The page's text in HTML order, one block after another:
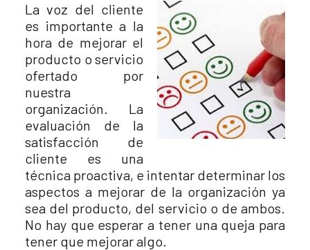
La voz del cliente
es importante a la
hora de mejorar el
producto o servicio
ofertado por
nuestra
organización. La
evaluación de la
satisfacción de
cliente es una
técnica proactiva, e intentar determinar los
aspectos a mejorar de la organización ya
sea del producto, del servicio o de ambos.
No hay que esperar a tener una queja para
tener que mejorar algo.